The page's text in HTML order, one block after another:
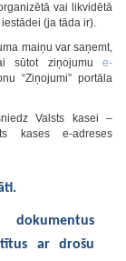
vai likvidētā
(ja tāda ir).
maiņu var saņemt,
sūtot ziņojumu e-
“Ziņojumi” portāla
Valsts kasei –
kases e-adreses
ar drošu